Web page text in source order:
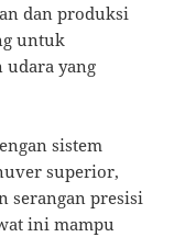
dan produksi
untuk
yang
sistem
superior,
serangan presisi
ini mampu